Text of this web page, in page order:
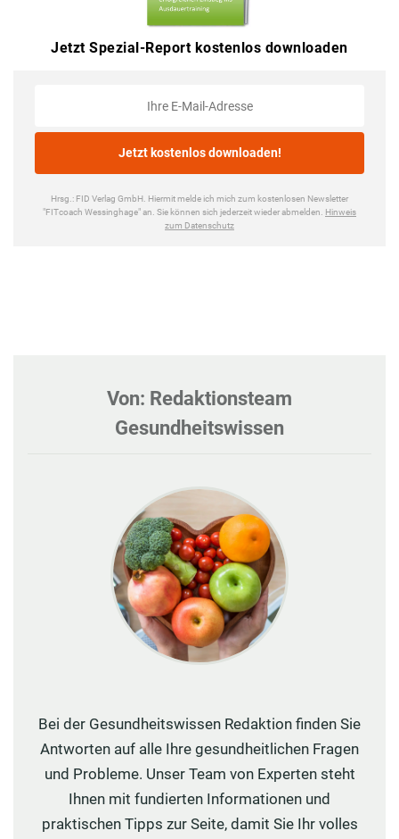
Von: Redaktionsteam
Gesundheitswissen
Bei der Gesundheitswissen Redaktion finden Sie
Antworten auf alle Ihre gesundheitlichen Fragen
und Probleme. Unser Team von Experten steht
Ihnen mit fundierten Informationen und
praktischen Tipps zur Seite, damit Sie Ihr volles